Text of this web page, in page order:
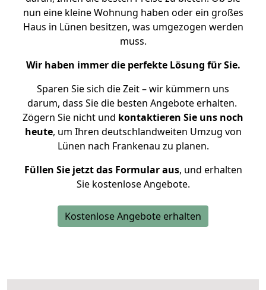
nun eine kleine Wohnung haben oder ein großes
Haus in Lünen besitzen, was umgezogen werden
muss.
Wir haben immer die perfekte Lösung für Sie.
Sparen Sie sich die Zeit – wir kümmern uns
darum, dass Sie die besten Angebote erhalten.
Zögern Sie nicht und kontaktieren Sie uns noch
heute, um Ihren deutschlandweiten Umzug von
Lünen nach Frankenau zu planen.
Füllen Sie jetzt das Formular aus, und erhalten
Sie kostenlose Angebote.
Kostenlose Angebote erhalten